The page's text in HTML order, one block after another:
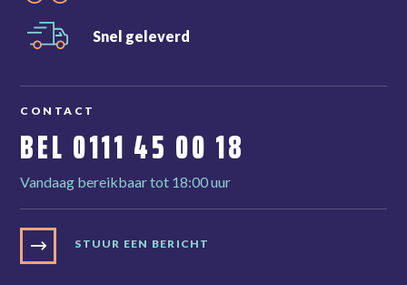
Snel geleverd
CONTACT
BEL 0111 45 00 18
Vandaag bereikbaar tot 18:00 uur
STUUR EEN BERICHT